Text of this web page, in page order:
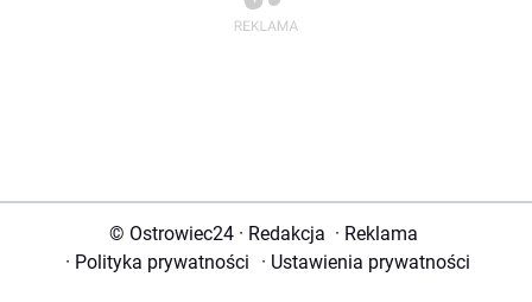
© Ostrowiec24 · Redakcja · Reklama
· Polityka prywatności · Ustawienia prywatności